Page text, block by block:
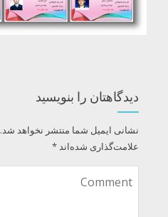
دیدگاهتان را بنویسید
نشانی ایمیل شما منتشر نخواهد شد.
علامت‌گذاری شده‌اند*